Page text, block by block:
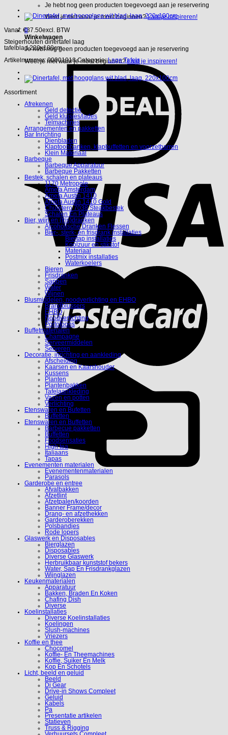
Je hebt nog geen producten toegevoegd aan je reservering
Weet je niet waar je moet beginnen?Laat je inspireren!
0
Winkelwagen
Je hebt nog geen producten toegevoegd aan je reservering
Weet je niet waar je moet beginnen?Laat je inspireren!
Vanaf: €37.50excl. BTW
Steigerhouten dinertafel laag
tafelblad 220x100cm
Artikelnummer:00001918 Categorie:Lage Tafels
Assortiment
Afrekenen
Geld detectie
Geld kluisjes/lades
Telmachines
Arrangementen en pakketten
Bar Inrichting
Dienbladen
Klaptoonbanken, klapbuffetten en voorzetbarren
Klein Materiaal
Barbeque
Barbeque Apparatuur
Barbeque Pakketten
Bestek, schalen en plateaus
1170 Metropole
Amefa Amsterdam
Amefa Austin 1410
Amefa Austin 1410 Gold
Chuletero 7038 Steakbestek
Schalen En Plateaus
Bier, wijn en (fris)dranken
Alcoholische Dranken Flessen
Bier-, sterk- en frisdrank installaties
Biertap installaties
Koolzuur en stikstof
Materiaal
Postmix installaties
Waterkoelers
Bieren
Frisdranken
Sappen
Water
Wijnen
Blusmiddelen, noodverlichting en EHBO
Brandblussers
EHBO
Noodverlichting
Portofoons
Buffetmaterialen
Champagne
Serveermiddelen
Serveren
Decoratie, inrichting en aankleding
Afscheiding
Kaarsen en Kaarshouder
Kussens
Planten
Plantenbakken
Tafelaankleding
Vazen en potten
Verlichting
Etenswaren en Bufetten
Buffetten
Etenswaren en Buffetten
Barbecue pakketten
Buffetten
Foodsensaties
High tea
Italiaans
Tapas
Evenementen materialen
Evenementenmaterialen
Parasols
Garderobe en entree
Afvalbakken
Afzetlint
Afzetpalen/koorden
Banner Frame/decor
Drang- en afzethekken
Garderoberekken
Polsbandjes
Rode lopers
Glaswerk en Disposables
Bierglazen
Disposables
Diverse Glaswerk
Herbruikbaar kunststof bekers
Water, Sap En Frisdrankglazen
Wijnglazen
Keukenmaterialen
Apparatuur
Bakken, Braden En Koken
Chafing Dish
Diverse
Koelinstallaties
Diverse Koelinstallaties
Koelingen
Slush-machines
Vriezers
Koffie en thee
Chocomel
Koffie- En Theemachines
Koffie, Suiker En Melk
Kop En Schotels
Licht, beeld en geluid
Beeld
Dj Gear
Drive-in Shows Compleet
Geluid
Kabels
Pa
Presentatie artikelen
Statieven
Truss & Rigging